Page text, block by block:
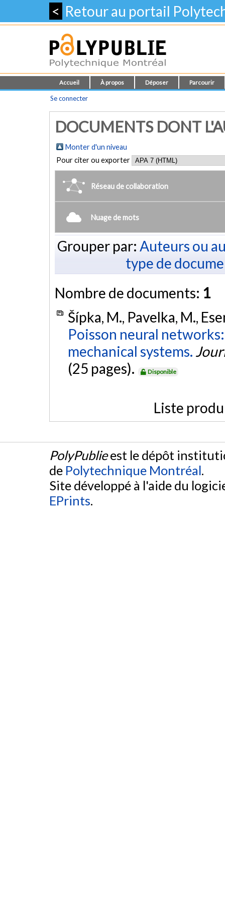
< Retour au portail
Accueil À propos Déposer Parcourir
Se connecter
DOCUMENTS DONT
Monter d'un niveau
Pour citer ou exporter
Réseau de collaboration
Nuage de mots
Grouper par: Auteurs ou
type de
Nombre de documents: 1
Šípka, M., Pavelka, M.,
Poisson neural
mechanical systems.
(25 pages).
Disponible
Liste
PolyPublieest le dépôt
de Polytechnique Montréal.
Site développé à l'aide du
EPrints.